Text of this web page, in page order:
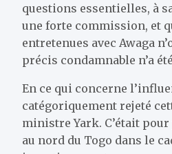
questions essentielles, à
une forte commission, et
entretenues avec Awaga
précis condamnable n’a
En ce qui concerne
catégoriquement rejeté
ministre Yark. C’était
au nord du Togo dans le